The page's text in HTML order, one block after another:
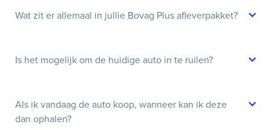
Wat zit er allemaal in jullie Bovag Plus afleverpakket?
Is het mogelijk om de huidige auto in te ruilen?
Als ik vandaag de auto koop, wanneer kan ik deze
dan ophalen?